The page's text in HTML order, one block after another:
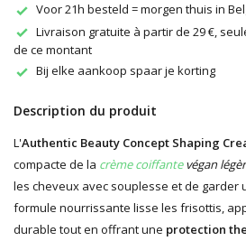
Voor 21h besteld = morgen thuis in
Livraison gratuite à partir de 29 €,
de ce montant
Bij elke aankoop spaar je korting
Description du produit
L'Authentic Beauty Concept Shaping
compacte de la crème coiffantevégan
les cheveux avec souplesse et de garder
formule nourrissante lisse les frisottis,
durable tout en offrant une protection